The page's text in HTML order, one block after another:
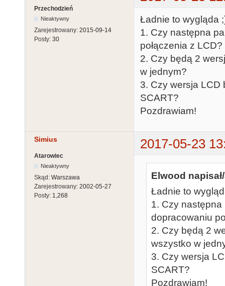
Przechodzień
Nieaktywny
Zarejestrowany: 2015-09-14
Posty: 30
Ładnie to wygląda
1. Czy następna
połączenia z LCD?
2. Czy będą 2
w jednym?
3. Czy wersja LCD
SCART?
Pozdrawiam!
Simius 2017-05-23
Atarowiec
Nieaktywny
Skąd: Warszawa
Zarejestrowany: 2002-05-27
Posty: 1,268
Elwood
Ładnie to
1. Czy
dopracowaniu
2. Czy będą 2
wszystko w
3. Czy wersja
SCART?
Pozdrawiam!